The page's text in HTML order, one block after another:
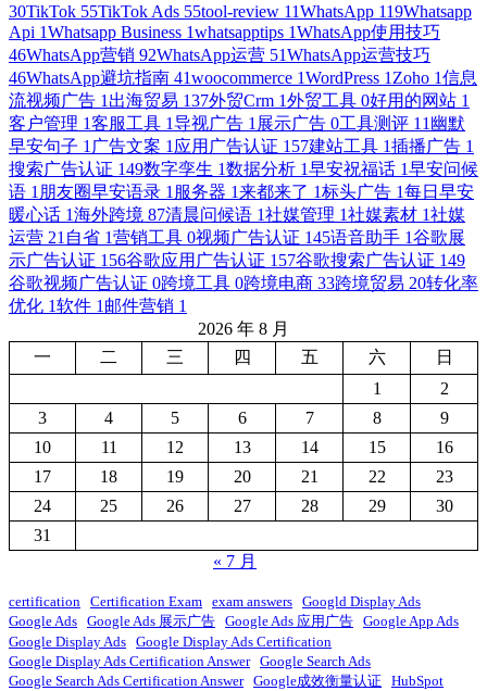
30TikTok 55TikTok Ads 55tool-review 11WhatsApp 119Whatsapp
Api 1Whatsapp Business 1whatsapptips 1WhatsApp使用技巧
46WhatsApp营销 92WhatsApp运营 51WhatsApp运营技巧
46WhatsApp避坑指南 41woocommerce 1WordPress 1 Zoho 1信息
流视频广告 1 出海贸易 137外贸Crm 1外贸工具 0好用的网站 1
客户管理 1客服工具 1导视广告 1 展示广告 0工具测评 11 幽默
早安句子 1 广告文案 1 应用广告认证 157建站工具 1插播广告 1
搜索广告认证 149数字孪生 1数据分析 1早安祝福话 1早安问候
语 1 朋友圈早安语录 1 服务器 1来都来了 1标头广告 1每日早安
暖心话 1海外跨境 87清晨问候语 1社媒管理 1社媒素材 1社媒
运营 21 自省 1营销工具 0视频广告认证 145语音助手 1谷歌展
示广告认证 156谷歌应用广告认证 157谷歌搜索广告认证 149
谷歌视频广告认证 0跨境工具 0跨境电商 33跨境贸易 20转化率
优化 1软件 1 邮件营销 1
2026 年 8 月
一
二 三 四 五 六
日
1
2
3
4 5 6 7 8
9
10
11 12 13 14 15
16
17
18 19 20 21 22
23
24
25 26 27 28 29
30
31
« 7 月
certification Certification Exam exam answers Googld Display Ads
Google Ads Google Ads 展示广告 Google Ads 应用广告 Google App Ads
Google Display Ads Google Display Ads Certification
Google Display Ads Certification Answer Google Search Ads
Google Search Ads Certification Answer Google成效衡量认证 HubSpot